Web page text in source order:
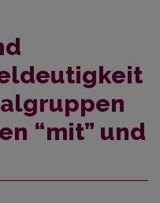
“mit” und